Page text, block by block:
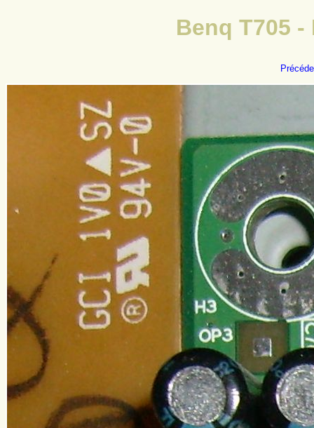
Benq T705